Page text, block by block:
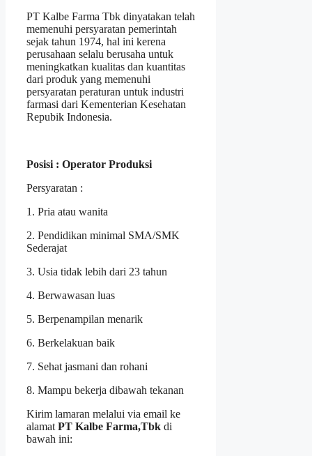
PT Kalbe Farma Tbk dinyatakan telah
memenuhi persyaratan pemerintah
sejak tahun 1974, hal ini kerena
perusahaan selalu berusaha untuk
meningkatkan kualitas dan kuantitas
dari produk yang memenuhi
persyaratan peraturan untuk industri
farmasi dari Kementerian Kesehatan
Repubik Indonesia.
Posisi : Operator Produksi
Persyaratan :
1. Pria atau wanita
2. Pendidikan minimal SMA/SMK
Sederajat
3. Usia tidak lebih dari 23 tahun
4. Berwawasan luas
5. Berpenampilan menarik
6. Berkelakuan baik
7. Sehat jasmani dan rohani
8. Mampu bekerja dibawah tekanan
Kirim lamaran melalui via email ke
alamat PT Kalbe Farma,Tbk di
bawah ini: